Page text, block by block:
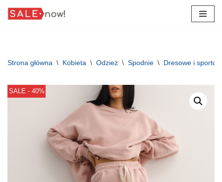
Strona główna \ Kobieta \ Odzież \ Spodnie \ Dresowe i
SALE - 40%